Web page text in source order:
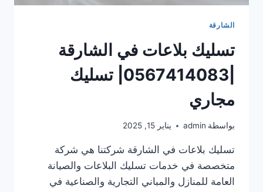
الشارقة
تسليك بلاعات في الشارقة
|0567414083| تسليك
مجاري
بواسطة admin يناير 15, 2025
تسليك بلاعات في الشارقة شركتنا هي شركة
متخصصة في خدمات تسليك البلاعات والصيانة
العامة للمنازل والمباني التجارية والصناعية في